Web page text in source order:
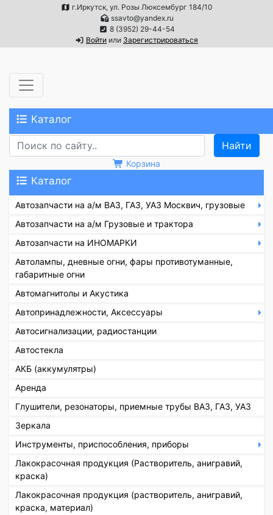
г.Иркутск, ул. Розы Люксембург 184/10
ssavto@yandex.ru
8 (3952) 29-44-54
Войти или Зарегистрироваться
Каталог
Корзина
Каталог
Автозапчасти на а/м ВАЗ, ГАЗ, УАЗ Москвич, грузовые
Автозапчасти на а/м Грузовые и трактора
Автозапчасти на ИНОМАРКИ
Автолампы, дневные огни, фары противотуманные,
габаритные огни
Автомагнитолы и Акустика
Автопринадлежности, Аксессуары
Автосигнализации, радиостанции
Автостекла
АКБ (аккумулятры)
Аренда
Глушители, резонаторы, приемные трубы ВАЗ, ГАЗ, УАЗ
Зеркала
Инструменты, приспособления, приборы
Лакокрасочная продукция (Растворитель, анигравий,
краска)
Лакокрасочная продукция (растворитель, анигравий,
краска, материал)